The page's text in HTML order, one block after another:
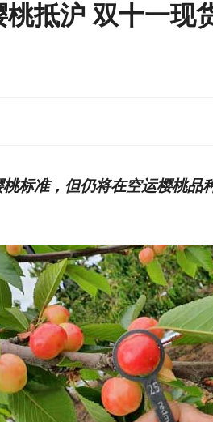
抵沪 双十一现
标准，但仍将在空运樱桃品